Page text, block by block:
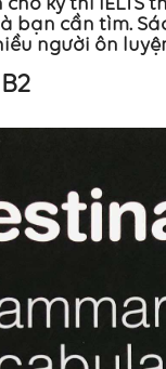
kỳ thi IELTS
bạn cần tìm.
người ôn